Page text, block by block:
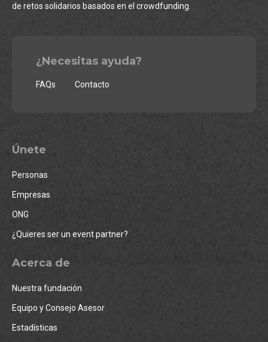
de retos solidarios basados en el crowdfunding.
¿Necesitas ayuda?
FAQs Contacto
Únete
Personas
Empresas
ONG
¿Quieres ser un event partner?
Acerca de
Nuestra fundación
Equipo y Consejo Asesor
Estadísticas